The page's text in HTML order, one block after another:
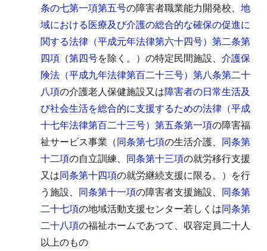
条の七第一項第五号の障害者職業能力開発校、 地
域における医療及び介護の総合的な確保の促進に
関する法律（平成元年法律第六十四号）第二条第
四項 （第四号を除く。）の特定民間施設、 介護保
険法（平成九年法律第百二十三号）第八条第二十
八項の介護老人保健施設又は障害者の日常生活及
び社会生活を総合的に支援するための法律（平成
十七年法律第百二十三号）第五条第一項の障害福
祉サービス事業（同条第七項の生活介護、 同条第
十二項の自立訓練、 同条第十三項の就労移行支援
又は同条第十四項の就労継続支援に限る。）を行
う施設、 同条第十一項の障害者支援施設、 同条第
二十七項の地域活動支援センター若しくは同条第
二十八項の福祉ホームであつて、収容定員二十人
以上のもの